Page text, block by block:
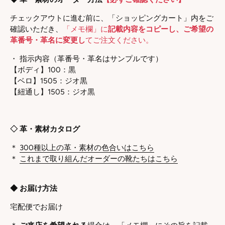
チェックアウトに進む前に、「ショッピングカート」内をご
確認いただき、
「メモ欄」に記載内容をコピーし、ご希望の
革番号・革名に変更してご注文ください。
・ 指示内容 （革番号・革名はサンプルです）
【ボディ】100：黒
【ベロ】1505：ジオ黒
【紐通し】1505：ジオ黒
◇ 革・素材カタログ
＊ 300種以上の革・素材の色合いはこちら
＊ これまで取り組んだオーダーの靴たちはこちら
◆ お届け方法
宅配便でお届け